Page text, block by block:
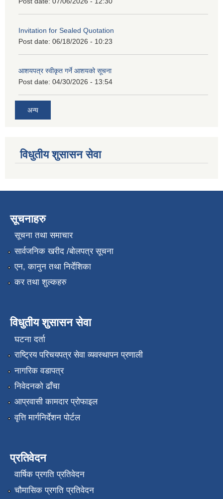
Invitation for Sealed Quotation
Post date: 06/18/2026 - 10:23
आशयपत्र स्वीकृत गर्ने आशयको सूचना
Post date: 04/30/2026 - 13:54
अन्य
विधुतीय शुसासन सेवा
सूचनाहरु
सूचना तथा समाचार
सार्वजनिक खरीद /बोलपत्र सूचना
एन, कानुन तथा निर्देशिका
कर तथा शुल्कहरु
विधुतीय शुसासन सेवा
घटना दर्ता
राष्ट्रिय परिचयपत्र सेवा व्यवस्थापन प्रणाली
नागरिक वडापत्र
निवेदनको ढाँचा
आप्रवासी कामदार प्रोफाइल
वृत्ति मार्गनिर्देशन पोर्टल
प्रतिवेदन
वार्षिक प्रगति प्रतिवेदन
चौमासिक प्रगति प्रतिवेदन